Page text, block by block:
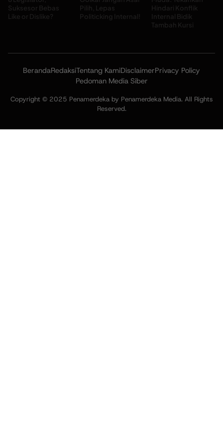
Suksesor Bebas
Like or Dislike?
Pilih, Lepas
Politicking Internal!
Hindari Konflik
Internal Bidik
Tambah Kursi
BerandaRedaksiTentang KamiDisclaimerPrivacy Policy
Pedoman Media Siber
Copyright © 2025 Penamerdeka by Penamerdeka Media. All Rights
Reserved.